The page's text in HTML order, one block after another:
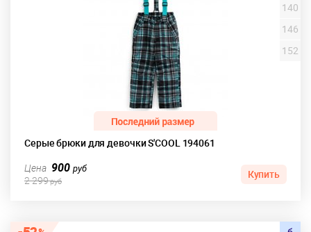
Серые брюки для девочки S'COOL 194061
140
146
152
Цена 900руб
2 299руб
Купить